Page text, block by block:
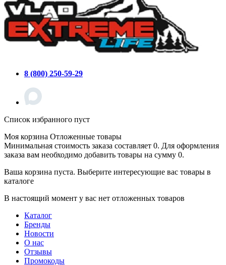
8 (800) 250-59-29
Список избранного пуст
Моя корзина Отложенные товары
Минимальная стоимость заказа составляет 0. Для оформления
заказа вам необходимо добавить товары на сумму 0.
Ваша корзина пуста. Выберите интересующие вас товары в
каталоге
В настоящий момент у вас нет отложенных товаров
Каталог
Бренды
Новости
О нас
Отзывы
Промокоды